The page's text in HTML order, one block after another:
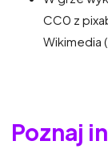
CC0 z
Wikimedia
Poznaj